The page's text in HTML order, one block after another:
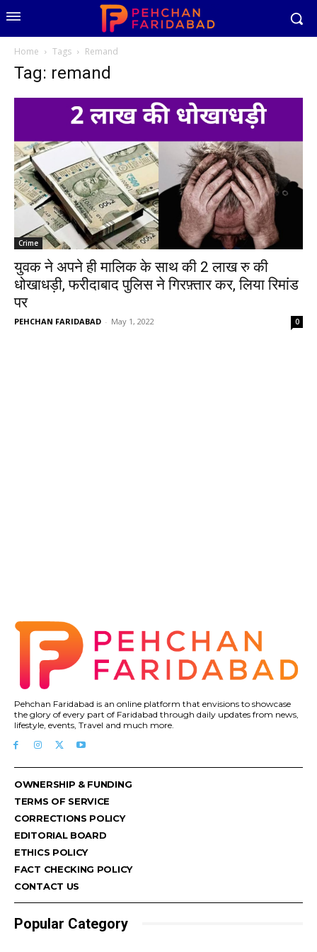
Home Tags Remand
Tag: remand
Crime
युवक ने अपने ही मालिक के साथ की 2 लाख रु की
धोखाधड़ी, फरीदाबाद पुलिस ने गिरफ़्तार कर, लिया रिमांड
पर
PEHCHAN FARIDABAD - May 1, 2022 0
Pehchan Faridabad is an online platform that envisions to showcase
the glory of every part of Faridabad through daily updates from news,
lifestyle, events, Travel and much more.
OWNERSHIP & FUNDING
TERMS OF SERVICE
CORRECTIONS POLICY
EDITORIAL BOARD
ETHICS POLICY
FACT CHECKING POLICY
CONTACT US
Popular Category